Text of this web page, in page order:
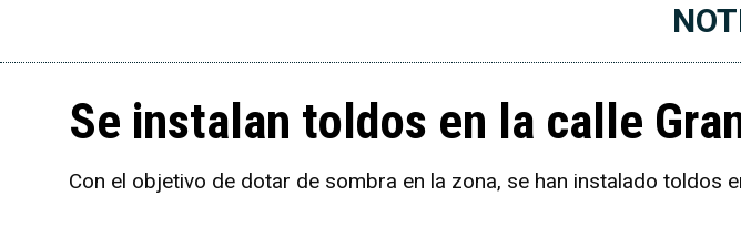
Se instalan toldos en la calle
Con el objetivo de dotar de sombra en la zona, se han instalado toldos